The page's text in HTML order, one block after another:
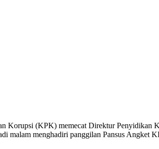
Korupsi (KPK) memecat Direktur Penyidikan
menghadiri panggilan Pansus Angket